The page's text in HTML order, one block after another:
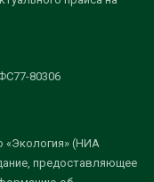
80306
«Экология» (НИА
предоставляющее